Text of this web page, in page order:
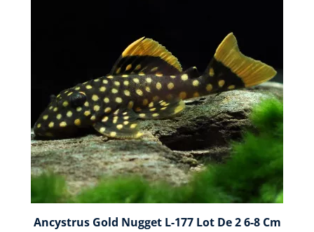
Ancystrus Gold Nugget L-177 Lot De 2 6-8 Cm